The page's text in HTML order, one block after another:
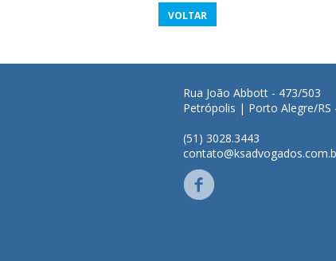
VOLTAR
Rua João Abbott - 473/503
Petrópolis | Porto Alegre/RS
(51) 3028.3443